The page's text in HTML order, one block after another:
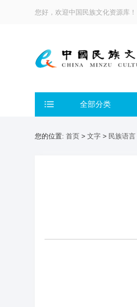
您好，欢迎中国民族文化资源库！
全部分类
您的位置: 首页 > 文字 > 民族语言